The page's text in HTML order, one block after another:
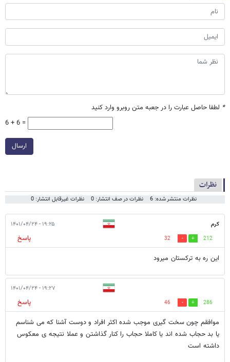
* لطفا حاصل عبارت را در جعبه متن روبرو وارد کنید
6 + 6 =
ارسال
نظرات
نظرات منتشر شده: 6 نظرات در صف انتشار: 0 نظرات غیرقابل انتشار: 0
کرم ۱۹:۲۵ - ۱۴۰۱/۰۴/۲۴
212
32
پاسخ
این ره به ترکستان میرود
۱۹:۲۷ - ۱۴۰۱/۰۴/۲۴
286
46
پاسخ
موافقم چون سخت گیری موجب شده اکثر افراد و دوست آشنا که می شناسم
یا بد حجاب شده اند یا کاملا حجاب را کنار گذاشتن و عملا نتیجه ی معکوس
داشته است